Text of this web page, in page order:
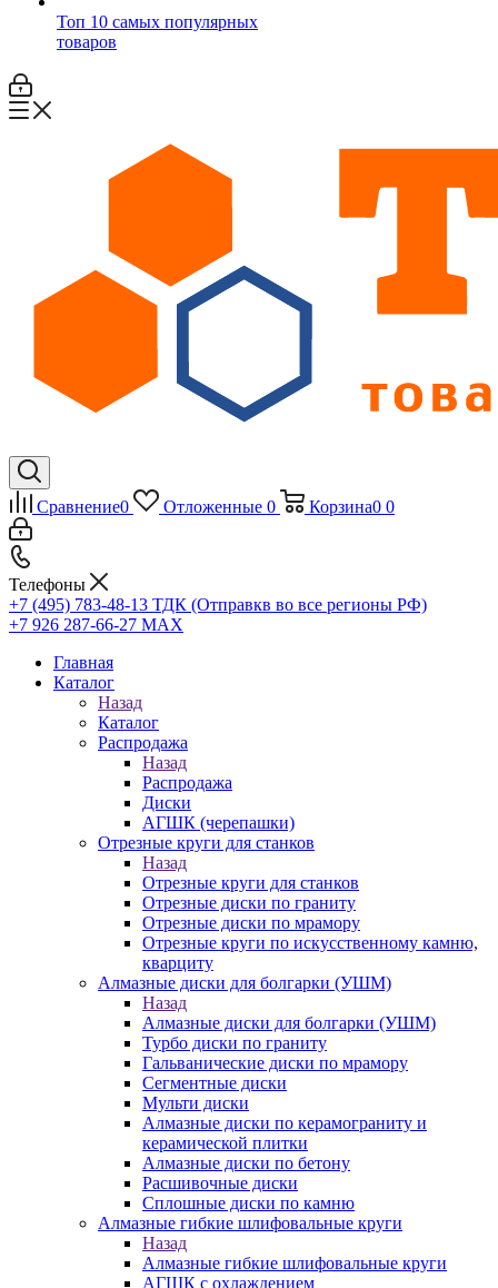
Топ 10 самых популярных
товаров
Сравнение0 Отложенные 0 Корзина0 0
Телефоны
+7 (495) 783-48-13 ТДК (Отправкв во все регионы РФ)
+7 926 287-66-27 МАХ
Главная
Каталог
Назад
Каталог
Распродажа
Назад
Распродажа
Диски
АГШК (черепашки)
Отрезные круги для станков
Назад
Отрезные круги для станков
Отрезные диски по граниту
Отрезные диски по мрамору
Отрезные круги по искусственному камню,
кварциту
Алмазные диски для болгарки (УШМ)
Назад
Алмазные диски для болгарки (УШМ)
Турбо диски по граниту
Гальванические диски по мрамору
Сегментные диски
Мульти диски
Алмазные диски по керамограниту и
керамической плитки
Алмазные диски по бетону
Расшивочные диски
Сплошные диски по камню
Алмазные гибкие шлифовальные круги
Назад
Алмазные гибкие шлифовальные круги
АГШК с охлаждением